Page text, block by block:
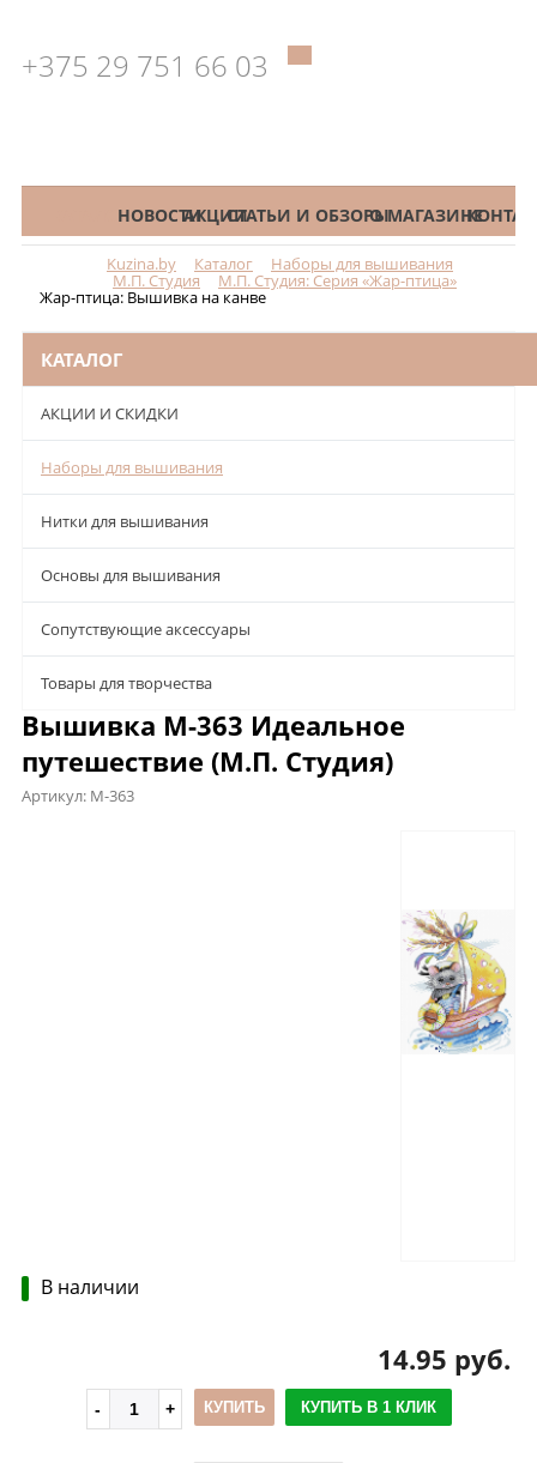
+375 29 751 66 03
КАТАЛОГНОВОСТИАКЦИИСТАТЬИ И ОБЗОРЫО МАГАЗИНЕ
Kuzina.by Каталог Наборы для вышивания
М.П. Студия М.П. Студия: Серия «Жар-птица»
Жар-птица: Вышивка на канве
КАТАЛОГ
АКЦИИ И СКИДКИ
Наборы для вышивания
Нитки для вышивания
Основы для вышивания
Сопутствующие аксессуары
Товары для творчества
Вышивка М-363 Идеальное
путешествие (М.П. Студия)
Артикул: М-363
В наличии
14.95 руб.
КУПИТЬ КУПИТЬ В 1 КЛИК